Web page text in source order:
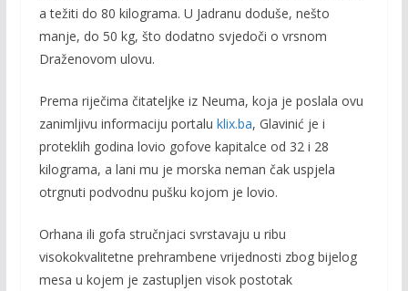
a težiti do 80 kilograma. U Jadranu doduše, nešto
manje, do 50 kg, što dodatno svjedoči o vrsnom
Draženovom ulovu.
Prema riječima čitateljke iz Neuma, koja je poslala ovu
zanimljivu informaciju portalu klix.ba, Glavinić je i
proteklih godina lovio gofove kapitalce od 32 i 28
kilograma, a lani mu je morska neman čak uspjela
otrgnuti podvodnu pušku kojom je lovio.
Orhana ili gofa stručnjaci svrstavaju u ribu
visokokvalitetne prehrambene vrijednosti zbog bijelog
mesa u kojem je zastupljen visok postotak